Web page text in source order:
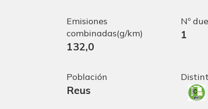
Emisiones
combinadas(g/km)
132,0
Nº
1
Población
Reus